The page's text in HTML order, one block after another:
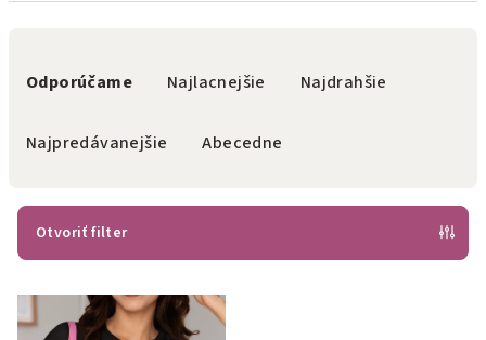
p
r
o
Odporúčame Najlacnejšie Najdrahšie
Najpredávanejšie Abecedne
Otvoriť filter
V
ý